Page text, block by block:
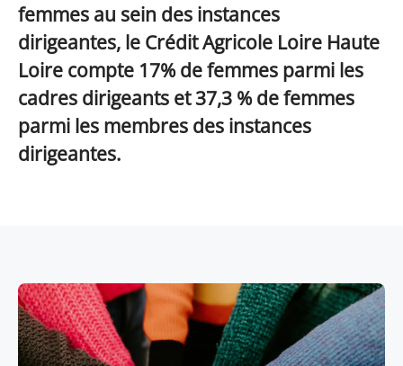
femmes au sein des instances
dirigeantes, le Crédit Agricole Loire Haute
Loire compte 17% de femmes parmi les
cadres dirigeants et 37,3 % de femmes
parmi les membres des instances
dirigeantes.